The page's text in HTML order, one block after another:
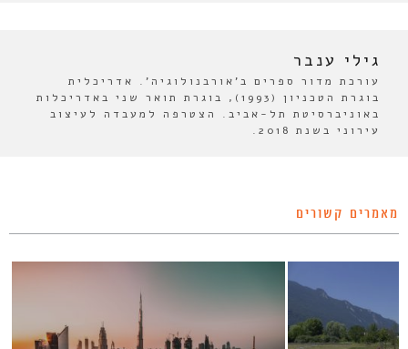
גילי ענבר
עורכת מדור ספרים ב'אורבנולוגיה'. אדריכלית
בוגרת הטכניון (1993), בוגרת תואר שני באדריכלות
באוניברסיטת תל-אביב. הצטרפה למעבדה לעיצוב
עירוני בשנת 2018.
מאמרים קשורים